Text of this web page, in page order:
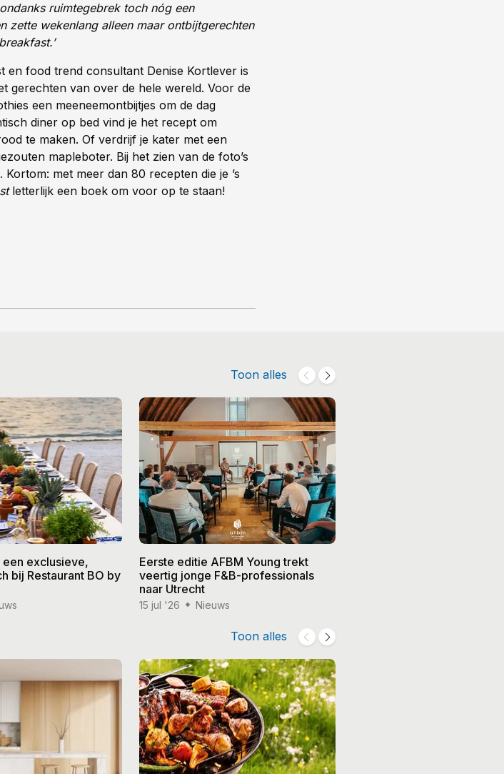
ruimtegebrek toch nóg een
zette wekenlang alleen maar ontbijtgerechten
en food trend consultant Denise Kortlever is
gerechten van over de hele wereld. Voor de
een meeneemontbijtjes om de dag
diner op bed vind je het recept om
te maken. Of verdrijf je kater met een
mapleboter. Bij het zien van de foto’s
met meer dan 80 recepten die je ’s
letterlijk een boek om voor op te staan!
Toon alles
een exclusieve,
bij Restaurant BO by
Eerste editie AFBM Young trekt
veertig jonge F&B-professionals
naar Utrecht
15 jul '26 Nieuws
Toon alles